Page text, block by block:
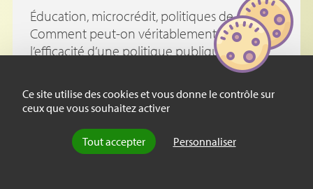
Ce site utilise des cookies et vous donne le contrôle sur
ceux que vous souhaitez activer
Tout accepter Personnaliser
Éducation, microcrédit, politiques de santé…
Comment peut-on véritablement tester
l’efficacité d’une politique publique ? (…)